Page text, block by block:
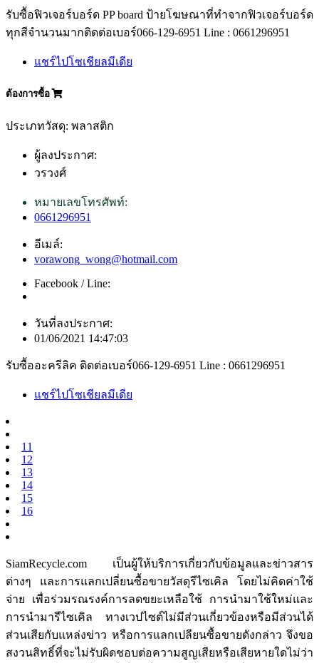
รับซื้อฟิวเจอร์บอร์ด PP board ป้ายโฆษณาที่ทำจากฟิวเจอร์บอร์ด
ทุกสีจำนวนมากติดต่อเบอร์066-129-6951 Line : 0661296951
แชร์ไปโซเชียลมีเดีย
ต้องการซื้อ
ประเภทวัสดุ: พลาสติก
ผู้ลงประกาศ:
วรวงศ์
หมายเลขโทรศัพท์:
0661296951
อีเมล์:
vorawong_wong@hotmail.com
Facebook / Line:
วันที่ลงประกาศ:
01/06/2021 14:47:03
รับซื้ออะครีลิค ติดต่อเบอร์066-129-6951 Line : 0661296951
แชร์ไปโซเชียลมีเดีย
11
12
13
14
15
16
SiamRecycle.com เป็นผู้ให้บริการเกี่ยวกับข้อมูลและข่าวสาร
ต่างๆ และการแลกเปลี่ยนซื้อขายวัสดุรีไซเคิล โดยไม่คิดค่าใช้
จ่าย เพื่อร่วมรณรงค์การลดขยะเหลือใช้ การนำมาใช้ใหม่และ
การนำมารีไซเคิล ทางเวปไซต์ไม่มีส่วนเกี่ยวข้องหรือมีส่วนได้
ส่วนเสียกับแหล่งข่าว หรือการแลกเปลียนซื้อขายดังกล่าว จึงขอ
สงวนสิทธิ์ที่จะไม่รับผิดชอบต่อความสูญเสียหรือเสียหายใดไม่ว่า